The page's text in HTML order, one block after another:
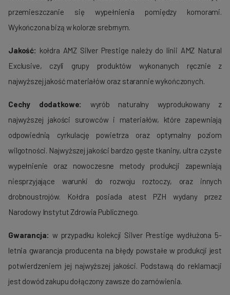
przemieszczanie się wypełnienia pomiędzy komorami.
Wykończona bizą w kolorze srebrnym.
Jakość: kołdra AMZ Silver Prestige należy do linii AMZ Natural
Exclusive, czyli grupy produktów wykonanych ręcznie z
najwyższej jakość materiałów oraz starannie wykończonych.
Cechy dodatkowe:
wyrób naturalny wyprodukowany z
najwyższej jakości surowców i materiałów, które zapewniają
odpowiednią cyrkulację powietrza oraz optymalny poziom
wilgotności. Najwyższej jakości bardzo gęste tkaniny, ultra czyste
wypełnienie oraz nowoczesne metody produkcji zapewniają
niesprzyjające warunki do rozwoju roztoczy, oraz innych
drobnoustrojów. Kołdra posiada atest PZH wydany przez
Narodowy Instytut Zdrowia Publicznego.
Gwarancja: w przypadku kolekcji Silver Prestige wydłużona 5-
letnia gwarancja producenta na błędy powstałe w produkcji jest
potwierdzeniem jej najwyższej jakości. Podstawą do reklamacji
jest dowód zakupu dołączony zawsze do zamówienia.